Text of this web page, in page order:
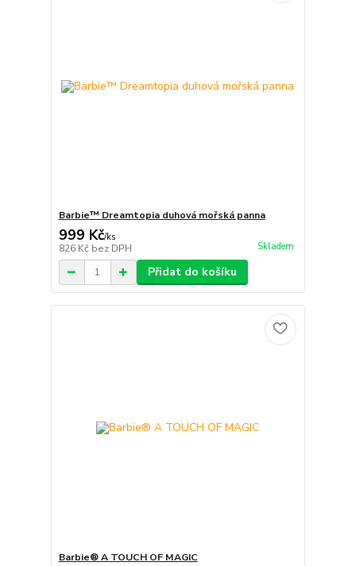
Barbie™ Dreamtopia duhová mořská panna
999 Kč/ks
826 Kč bez DPH Skladem
Přidat do košíku
Barbie® A TOUCH OF MAGIC